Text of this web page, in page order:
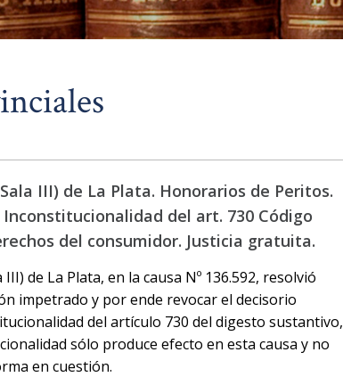
III) de La Plata. Honorarios de Peritos.
del art. 730 Código
del consumidor. Justicia gratuita.
de La Plata, en la causa Nº 136.592, resolvió
impetrado y por ende revocar el decisorio
del artículo 730 del digesto sustantivo,
sólo produce efecto en esta causa y no
en cuestión.